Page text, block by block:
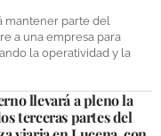
mantener parte del
a una empresa para
la operatividad y la
llevará a pleno la
terceras partes del